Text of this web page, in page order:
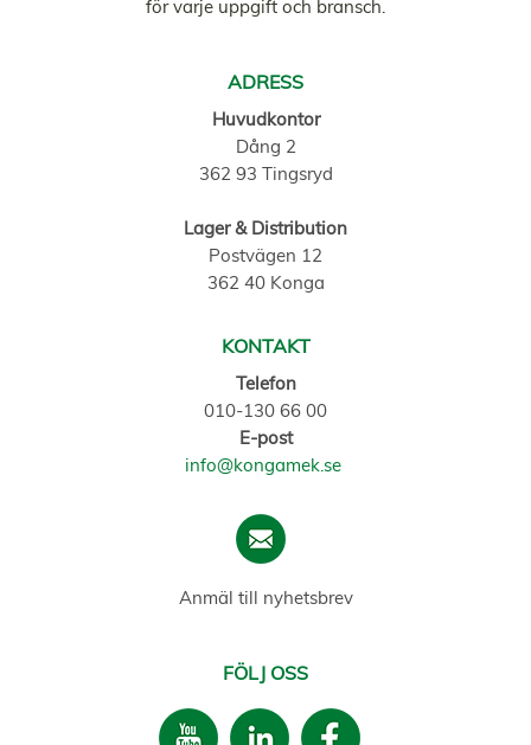
för varje uppgift och bransch.
ADRESS
Huvudkontor
Dång 2
362 93 Tingsryd
Lager & Distribution
Postvägen 12
362 40 Konga
KONTAKT
Telefon
010-130 66 00
E-post
info@kongamek.se
Anmäl till nyhetsbrev
FÖLJ OSS